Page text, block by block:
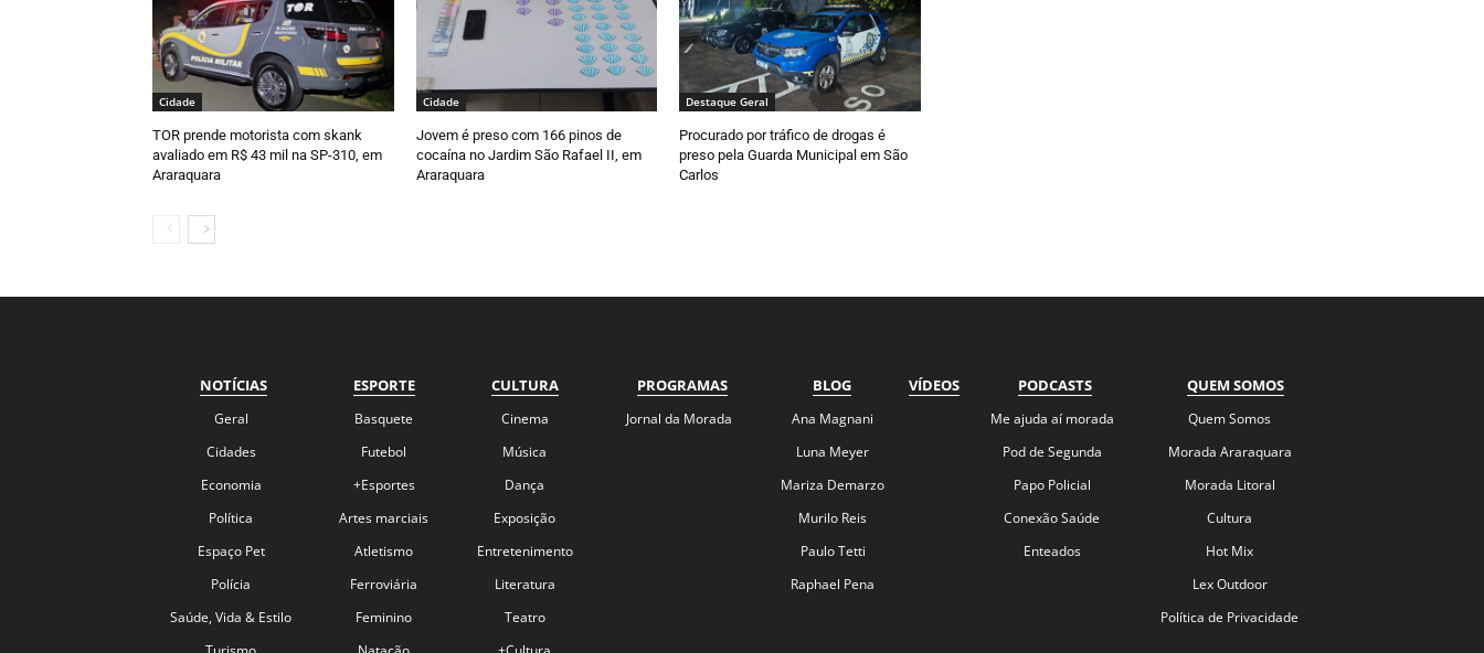
Cidade
TOR prende motorista com skank
avaliado em R$ 43 mil na SP-310, em
Araraquara
Cidade
Jovem é preso com 166 pinos de
cocaína no Jardim São Rafael II, em
Araraquara
Destaque Geral
Procurado por tráfico de drogas é
preso pela Guarda Municipal em São
Carlos
NOTÍCIAS
Geral
Cidades
Economia
Política
Espaço Pet
Polícia
Saúde, Vida & Estilo
ESPORTE
Basquete
Futebol
+Esportes
Artes marciais
Atletismo
Ferroviária
Feminino
CULTURA
Cinema
Música
Dança
Exposição
Entretenimento
Literatura
Teatro
PROGRAMAS
Jornal da Morada
BLOG
Ana Magnani
Luna Meyer
Mariza Demarzo
Murilo Reis
Paulo Tetti
Raphael Pena
VÍDEOS PODCASTS
Me ajuda aí morada
Pod de Segunda
Papo Policial
Conexão Saúde
Enteados
QUEM SOMOS
Quem Somos
Morada Araraquara
Morada Litoral
Cultura
Hot Mix
Lex Outdoor
Política de Privacidade